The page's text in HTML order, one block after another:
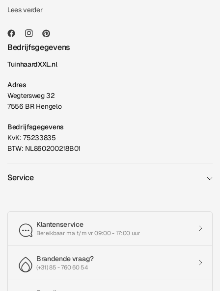
Lees verder
Bedrijfsgegevens
TuinhaardXXL.nl
Adres
Wegtersweg 32
7556 BR Hengelo
Bedrijfsgegevens
KvK: 75233835
BTW: NL860200218B01
Service
Klantenservice
Bereikbaar ma t/m vr 09:00 - 17:00 uur
Brandende vraag?
(+31) 85 - 760 60 54